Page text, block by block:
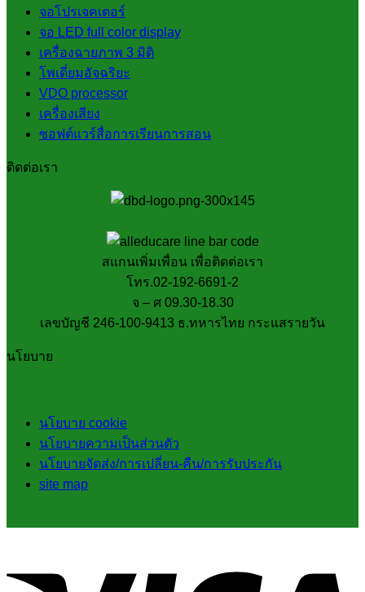
จอโปรเจคเตอร์
จอ LED full color display
เครื่องฉายภาพ 3 มิติ
โพเดี่ยมอัจฉริยะ
VDO processor
เครื่องเสียง
ซอฟต์แวร์สื่อการเรียนการสอน
ติดต่อเรา
สแกนเพิ่มเพื่อน เพื่อติดต่อเรา
โทร.02-192-6691-2
จ – ศ 09.30-18.30
เลขบัญชี 246-100-9413 ธ.ทหารไทย กระแสรายวัน
นโยบาย
นโยบาย cookie
นโยบายความเป็นส่วนตัว
นโยบายจัดส่ง/การเปลี่ยน-คืน/การรับประกัน
site map